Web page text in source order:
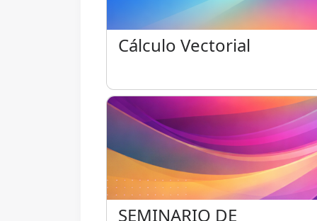
Cálculo Vectorial
Cálculo Vectorial
SEMINARIO DE
SEMINARIO DE